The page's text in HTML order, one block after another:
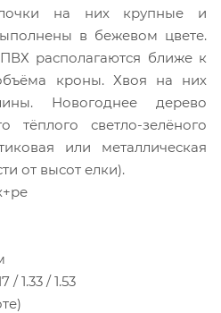
на них крупные и
в бежевом цвете.
располагаются ближе к
кроны. Хвоя на них
Новогоднее дерево
тёплого светло-зелёного
или металлическая
от высот елки).
/ 1.33 / 1.53